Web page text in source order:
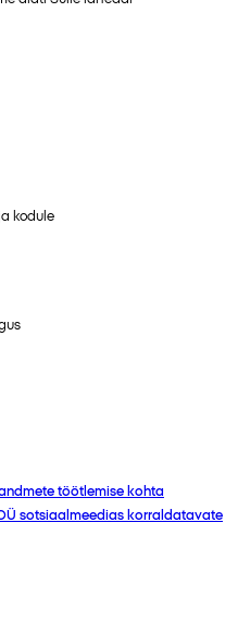
kodule
töötlemise kohta
sotsiaalmeedias korraldatavate